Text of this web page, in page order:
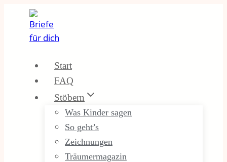
springen
Start
FAQ
Stöbern
Was Kinder sagen
So geht’s
Zeichnungen
Träumermagazin